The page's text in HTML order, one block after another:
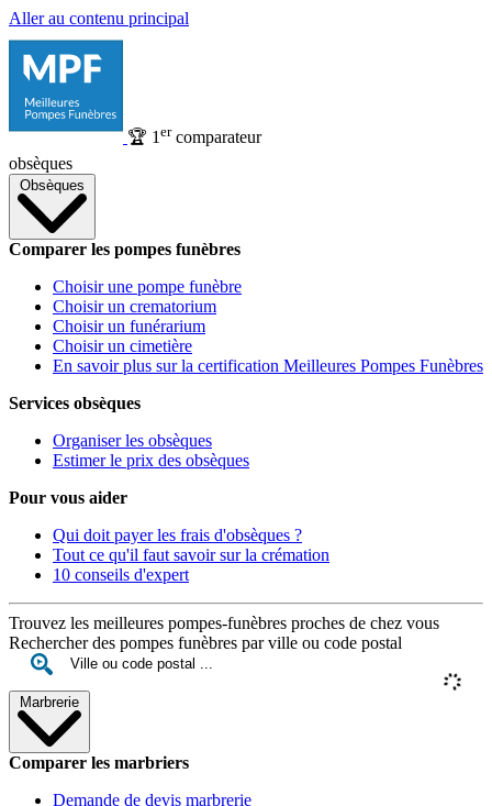
Aller au contenu principal
🏆 1 ercomparateur
obsèques
Obsèques
Comparer les pompes funèbres
Choisir une pompe funèbre
Choisir un crematorium
Choisir un funérarium
Choisir un cimetière
En savoir plus sur la certification Meilleures Pompes Funèbres
Services obsèques
Organiser les obsèques
Estimer le prix des obsèques
Pour vous aider
Qui doit payer les frais d'obsèques ?
Tout ce qu'il faut savoir sur la crémation
10 conseils d'expert
Trouvez les meilleures pompes-funèbres proches de chez vous
Rechercher des pompes funèbres par ville ou code postal
Marbrerie
Comparer les marbriers
Demande de devis marbrerie